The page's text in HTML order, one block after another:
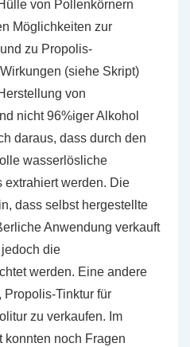
von Pollenkörnern
Möglichkeiten zur
zu Propolis-
(siehe Skript)
von
nicht 96%iger Alkohol
daraus, dass durch den
wasserlösliche
extrahiert werden. Die
dass selbst hergestellte
Anwendung verkauft
die
werden. Eine andere
Propolis-Tinktur für
zu verkaufen. Im
konnten noch Fragen